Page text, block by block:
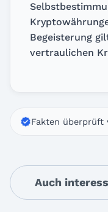
Begeisterung
vertraulichen
Fakten überprüft
Auch